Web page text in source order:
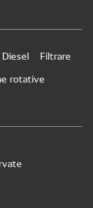
Filtrare
rotative